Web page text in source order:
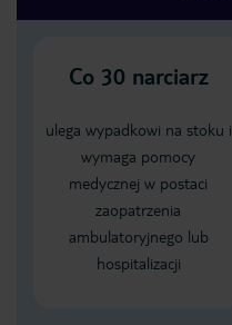
Co 30 narciarz
ulega wypadkowi na stoku i
wymaga pomocy
medycznej w postaci
zaopatrzenia
ambulatoryjnego lub
hospitalizacji